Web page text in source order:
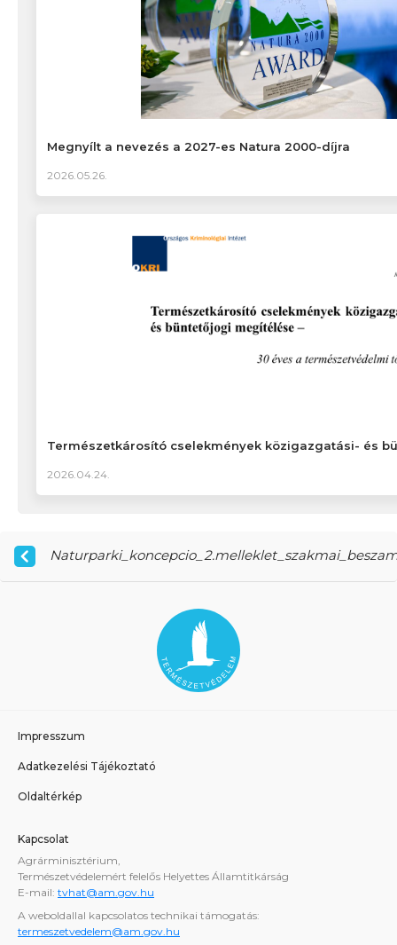
Megnyílt a nevezés a 2027-es Natura 2000-díjra
2026.05.26.
Természetkárosító cselekmények közigazgatási- és
2026.04.24.
Impresszum
Adatkezelési Tájékoztató
Oldaltérkép
Kapcsolat
Agrárminisztérium,
Természetvédelemért felelős Helyettes Államtitkárság
E-mail: tvhat@am.gov.hu
A weboldallal kapcsolatos technikai támogatás:
termeszetvedelem@am.gov.hu